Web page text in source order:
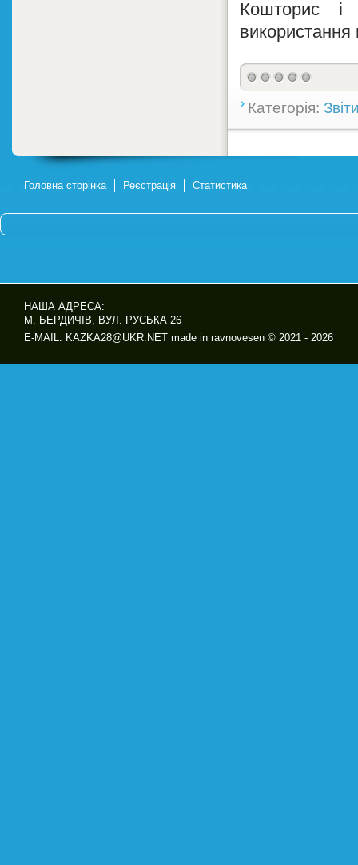
Кошторис і
Категорія:
Головна сторінка Реєстрація Статистика
НАША АДРЕСА:
М. БЕРДИЧІВ, ВУЛ. РУСЬКА 26
E-MAIL: KAZKA28@UKR.NET made in ravnovesen © 2021 - 2026